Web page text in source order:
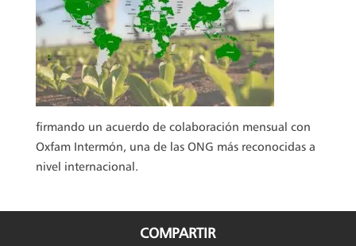
firmando un acuerdo de colaboración mensual con
Oxfam Intermón, una de las ONG más reconocidas a
nivel internacional.
COMPARTIR